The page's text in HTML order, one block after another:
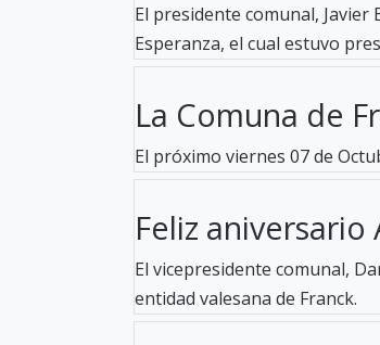
El presidente comunal,
Esperanza, el cual estuvo
La Comuna de
El próximo viernes 07 de
Feliz aniversario
El vicepresidente comunal,
entidad valesana de Franck.